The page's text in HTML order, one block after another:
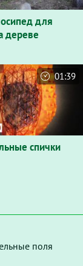
для
дереве
спички
01:39
поля